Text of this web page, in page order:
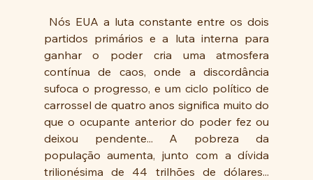
partidos primários e a luta interna para
ganhar o poder cria uma atmosfera
contínua de caos, onde a discordância
sufoca o progresso, e um ciclo político de
carrossel de quatro anos significa muito do
que o ocupante anterior do poder fez ou
deixou pendente... A pobreza da
população aumenta, junto com a dívida
trilionésima de 44 trilhões de dólares...